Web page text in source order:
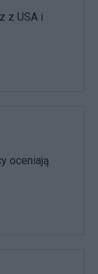
z USA i
oceniają